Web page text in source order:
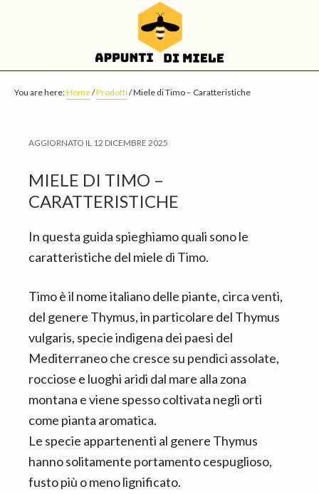
p
t
i
n
o
n
e
n
t
p
t
i
m
r
y
d
e
b
a
r
p
t
o
t
r
You are here:Home/Prodotti/Miele di Timo – Caratteristiche
AGGIORNATO IL 12 DICEMBRE 2025
MIELE DI TIMO –
CARATTERISTICHE
In questa guida spieghiamo quali sono le
caratteristiche del miele di Timo.
Timo è il nome italiano delle piante, circa venti,
del genere Thymus, in particolare del Thymus
vulgaris, specie indigena dei paesi del
Mediterraneo che cresce su pendici assolate,
rocciose e luoghi aridi dal mare alla zona
montana e viene spesso coltivata negli orti
come pianta aromatica.
Le specie appartenenti al genere Thymus
hanno solitamente portamento cespuglioso,
fusto più o meno lignificato.